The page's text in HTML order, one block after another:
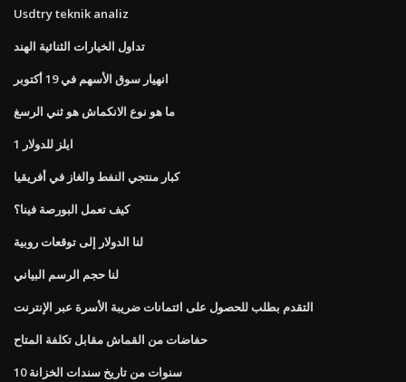
Usdtry teknik analiz
تداول الخيارات الثنائية الهند
انهيار سوق الأسهم في 19 أكتوبر
ما هو نوع الانكماش هو ثني الرسغ
1 ايلز للدولار
كبار منتجي النفط والغاز في أفريقيا
كيف تعمل البورصة فينا؟
لنا الدولار إلى توقعات روبية
لنا حجم الرسم البياني
التقدم بطلب للحصول على ائتمانات ضريبة الأسرة عبر الإنترنت
حفاضات من القماش مقابل تكلفة المتاح
10 سنوات من تاريخ سندات الخزانة